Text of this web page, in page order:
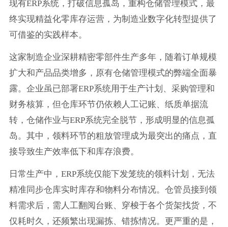
现有ERP系统，打破信息孤岛，重构仓储管理模式，最
终实现精益化零库存运营，为制造业数字化转型提供了
可借鉴的实践样本。
这家制造企业深耕精密零部件生产多年，随着订单规模
扩大和产品品类增多，原有仓储管理模式的弊端全面暴
露。企业虽已部署ERP系统用于生产计划、采购管理和
财务核算，但仓库环节仍依赖人工记账、纸质单据流
转，仓储作业与ERP系统完全脱节，形成明显的信息孤
岛。其中，领料环节的粗放管理成为最突出的痛点，直
接导致生产效率低下和库存浪费。
日常生产中，ERP系统仅能下发笼统的领料计划，无法
精准同步仓库实时库存和物料分布情况。仓管员接到领
料需求后，需人工翻阅台账、穿梭于各个货架找货，不
仅耗时久，还频繁出现漏拣、错拣情况。更严重的是，